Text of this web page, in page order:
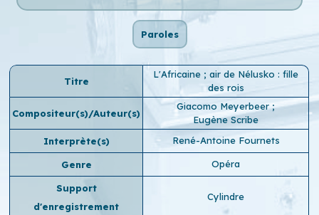
Paroles
Titre
L'Africaine ; air de Nélusko : fille
des rois
Compositeur(s)/Auteur(s)
Giacomo Meyerbeer;
Eugène Scribe
Interprète(s)
René-Antoine Fournets
Genre Opéra
Support
d'enregistrement
Cylindre